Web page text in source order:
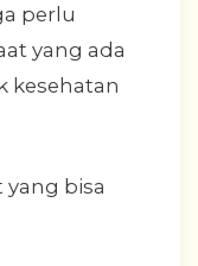
perlu
yang ada
kesehatan
yang bisa